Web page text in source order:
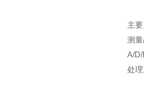
主
测
A/
处